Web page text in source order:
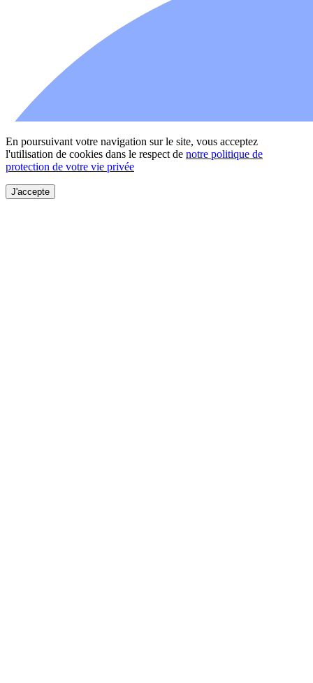
En poursuivant votre navigation sur le site, vous acceptez
l'utilisation de cookies dans le respect de notre politique de
protection de votre vie privée
J'accepte